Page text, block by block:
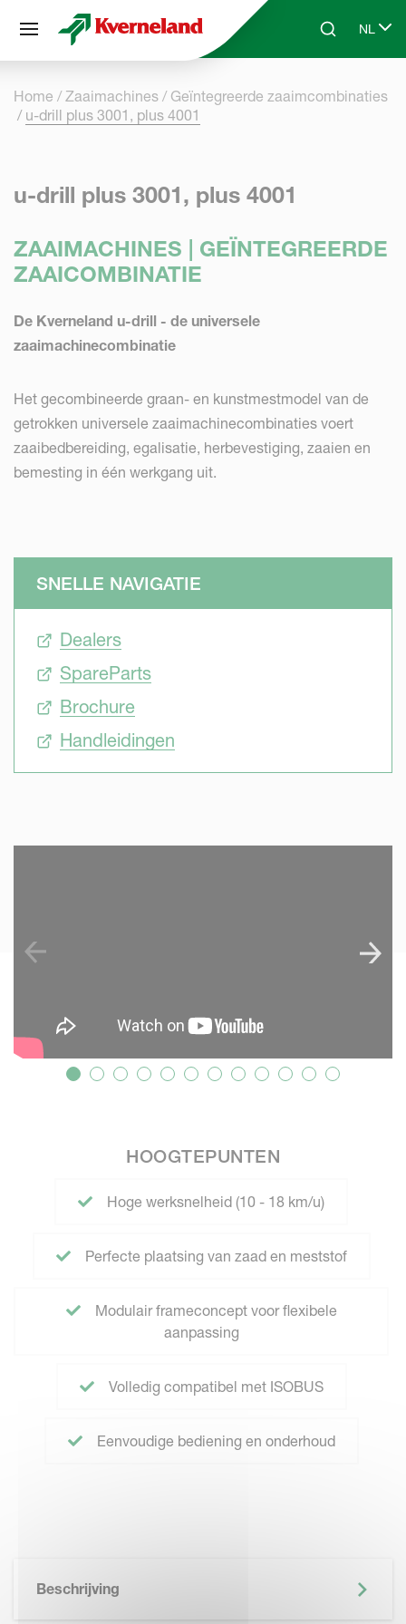
Skip to main contentSearchNL
Select
Home Zaaimachines
Geïntegreerde zaaimcombinaties
u-drill plus 3001, plus 4001
u-drill plus 3001, plus 4001
ZAAIMACHINES | GEÏNTEGREERDE
ZAAICOMBINATIE
De Kverneland u-drill - de universele
zaaimachinecombinatie
Het gecombineerde graan- en kunstmestmodel van de
getrokken universele zaaimachinecombinaties voert
zaaibedbereiding, egalisatie, herbevestiging, zaaien en
bemesting in één werkgang uit.
SNELLE NAVIGATIE
Dealers
SpareParts
Brochure
Handleidingen
HOOGTEPUNTEN
Hoge werksnelheid (10 - 18 km/u)
Perfecte plaatsing van zaad en meststof
Modulair frameconcept voor flexibele
aanpassing
Volledig compatibel met ISOBUS
Eenvoudige bediening en onderhoud
Beschrijving
Cookies beheer paneel